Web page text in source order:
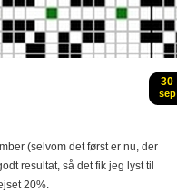
30
sep
(selvom det først er nu, der
resultat, så det fik jeg lyst til
20%.